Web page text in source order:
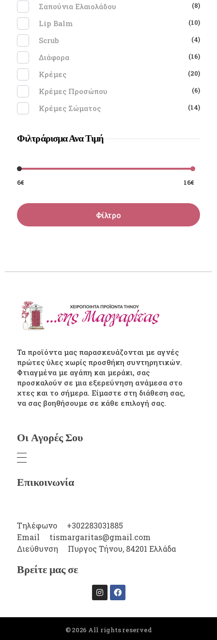
Σαπούνια Ελαιολάδου (8)
Lip Balm (10)
Scrub (4)
Διάφορα (16)
Κρέμες (20)
Κρέμες Προσώπου (6)
Κρέμες Σώματος (14)
Φιλτράρισμα Ανα Τιμή
6€ 16€
Φίλτρο
Τα προϊόντα μας παρασκευάζονται με αγνές
πρώτες ύλες χωρίς προσθήκη συντηρητικών.
Φτιαγμένα με αγάπη και μεράκι, σας
προσκαλούν σε μια εξερεύνηση ανάμεσα στο
χτες και το σήμερα. Είμαστε στη διάθεση σας,
να σας βοηθήσουμε σε κάθε επιλογή σας.
Οι Αγορές Σου
Επικοινωνία
Τηλέφωνο
+302283031885
Email
tismargaritas@gmail.com
Διεύθυνση
Πυργος Τήνου, 84201 Ελλάδα
Βρείτε μας σε
© 2026 All rights reserved